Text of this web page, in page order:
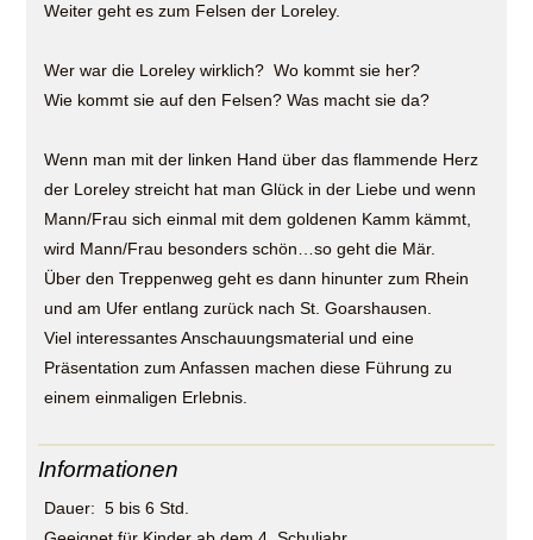
Weiter geht es zum Felsen der Loreley.
Wer war die Loreley wirklich? Wo kommt sie her?
Wie kommt sie auf den Felsen? Was macht sie da?
Wenn man mit der linken Hand über das flammende Herz
der Loreley streicht hat man Glück in der Liebe und wenn
Mann/Frau sich einmal mit dem goldenen Kamm kämmt,
wird Mann/Frau besonders schön…so geht die Mär.
Über den Treppenweg geht es dann hinunter zum Rhein
und am Ufer entlang zurück nach St. Goarshausen.
Viel interessantes Anschauungsmaterial und eine
Präsentation zum Anfassen machen diese Führung zu
einem einmaligen Erlebnis.
Informationen
Dauer: 5 bis 6 Std.